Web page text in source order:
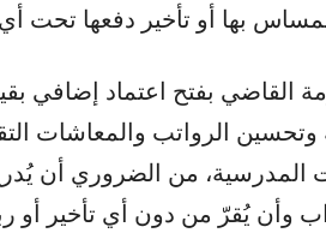
بها أو تأخير دفعها تحت
القاضي بفتح اعتماد إضافي
وتحسين الرواتب والمعاشات
المدرسية، من الضروري أن
وأن يُقرّ من دون أي تأخير أو